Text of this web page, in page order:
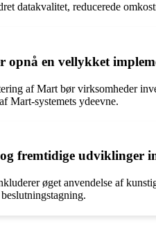
datakvalitet, reducerede
opnå en vellykket
af Mart bør virksomheder
Mart-systemets ydeevne.
fremtidige
øget anvendelse af